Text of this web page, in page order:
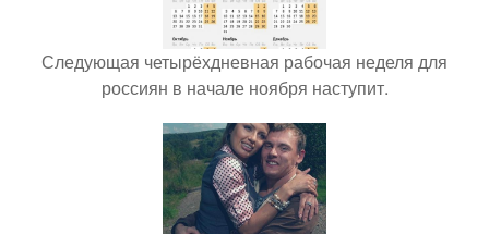
Следующая четырёхдневная рабочая неделя для
россиян в начале ноября наступит.